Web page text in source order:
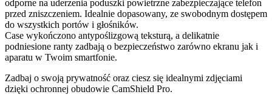
odporne na uderzenia poduszki powietrzne zabezpieczające telefon
przed zniszczeniem. Idealnie dopasowany, ze swobodnym dostępem
do wszystkich portów i głośników.
Case wykończono antypoślizgową teksturą, a delikatnie
podniesione ranty zadbają o bezpieczeństwo zarówno ekranu jak i
aparatu w Twoim smartfonie.
Zadbaj o swoją prywatność oraz ciesz się idealnymi zdjęciami
dzięki ochronnej obudowie CamShield Pro.